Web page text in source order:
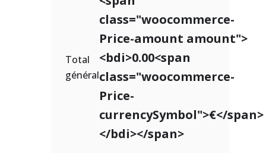
Total
général
class="woocommerce-
Price-amount amount">
<bdi>0.00<span
class="woocommerce-
Price-
currencySymbol">€</span>
</bdi></span>